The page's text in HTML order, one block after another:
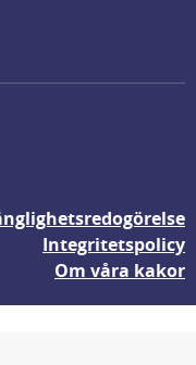
Integritetspolicy
Om våra kakor